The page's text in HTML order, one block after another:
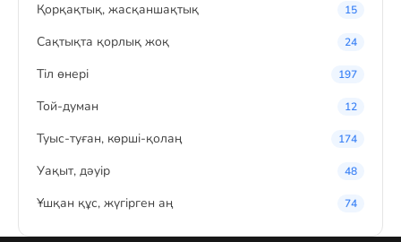
Қорқақтық, жасқаншақтық 15
Сақтықта қорлық жоқ 24
Тіл өнері 197
Той-думан 12
Туыс-туған, көрші-қолаң 174
Уақыт, дәуір 48
Ұшқан құс, жүгірген аң 74